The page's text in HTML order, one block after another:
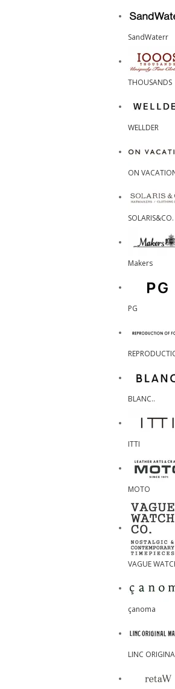
SandWaterr
THOUSANDS
WELLDER
ON
SOLARIS&CO.
Makers
PG
BLANC..
ITTI
MOTO
VAGUE
çanoma
LINC